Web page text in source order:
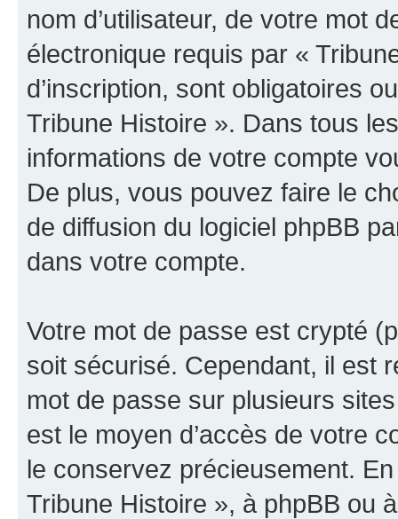
nom d’utilisateur, de votre mot
électronique requis par «
d’inscription, sont obligatoires
Tribune Histoire ». Dans tous
informations de votre compte
De plus, vous pouvez faire le
de diffusion du logiciel phpBB
dans votre compte.
Votre mot de passe est crypté
soit sécurisé. Cependant, il est
mot de passe sur plusieurs
est le moyen d’accès de votre
le conservez précieusement.
Tribune Histoire », à phpBB ou